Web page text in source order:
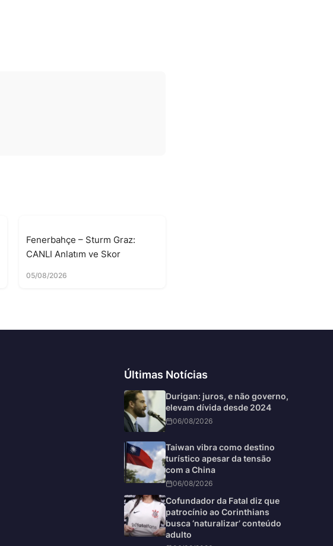
Fenerbahçe – Sturm Graz:
CANLI Anlatım ve Skor
05/08/2026
Últimas Notícias
Durigan: juros, e não governo,
elevam dívida desde 2024
06/08/2026
Taiwan vibra como destino
turístico apesar da tensão
com a China
06/08/2026
Cofundador da Fatal diz que
patrocínio ao Corinthians
busca ‘naturalizar’ conteúdo
adulto